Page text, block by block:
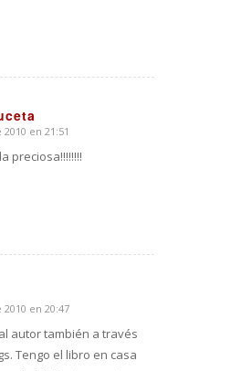
en 21:51
preciosa!!!!!!!!
en 20:47
autor también a través
Tengo el libro en casa